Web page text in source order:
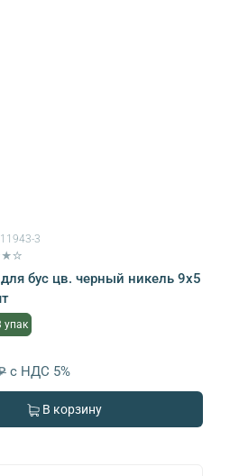
3
бус цв. черный никель 9х5
упак
с НДС 5%
В корзину